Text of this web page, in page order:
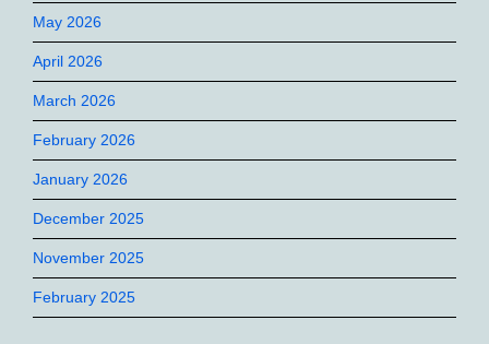
May 2026
April 2026
March 2026
February 2026
January 2026
December 2025
November 2025
February 2025